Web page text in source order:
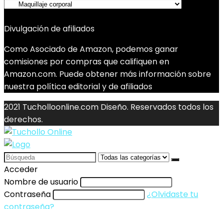
Divulgación de afiliados
Como Asociado de Amazon, podemos ganar
comisiones por compras que califiquen en
Amazon.com. Puede obtener más información sobre
nuestra política editorial y de afiliados
2021 Tucholloonline.com Diseño. Reservados todos los
derechos.
Search
for:
Acceder
Nombre de usuario
Contraseña
¿Olvidaste tu